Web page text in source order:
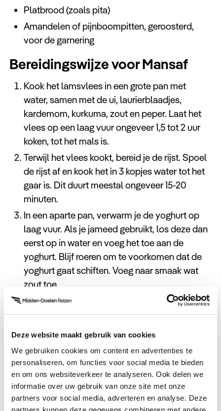
Deze website maakt gebruik van cookies
We gebruiken cookies om content en advertenties te
personaliseren, om functies voor social media te bieden
en om ons websiteverkeer te analyseren. Ook delen we
informatie over uw gebruik van onze site met onze
partners voor social media, adverteren en analyse. Deze
Platbrood (zoals pita)
Amandelen of pijnboompitten, geroosterd,
voor de garnering
Bereidingswijze voor Mansaf
Kook het lamsvlees in een grote pan met
water, samen met de ui, laurierblaadjes,
kardemom, kurkuma, zout en peper. Laat het
vlees op een laag vuur ongeveer 1,5 tot 2 uur
koken, tot het mals is.
Terwijl het vlees kookt, bereid je de rijst. Spoel
de rijst af en kook het in 3 kopjes water tot het
gaar is. Dit duurt meestal ongeveer 15-20
minuten.
In een aparte pan, verwarm je de yoghurt op
laag vuur. Als je jameed gebruikt, los deze dan
eerst op in water en voeg het toe aan de
yoghurt. Blijf roeren om te voorkomen dat de
yoghurt gaat schiften. Voeg naar smaak wat
zout toe.
Zodra het vlees gaar is, haal je het uit de
bouillon en voeg je het toe aan de verwarmde
sudderen, zodat de smaken goed mengen.
Leg het platbrood op een groot dienblad of
schaal. Schep de rijst erop en leg het vlees
met de yoghurtsaus eroverheen.
Garneer het gerecht met de geroosterde